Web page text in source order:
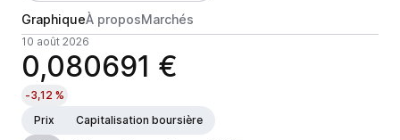
GraphiqueÀ proposMarchés
10 août 2026
0,080691 €
-3,12 %
Prix
Capitalisation boursière